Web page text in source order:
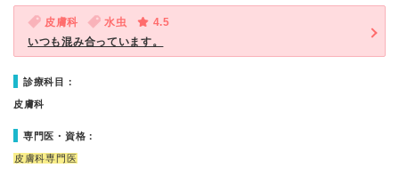
皮膚科 水虫
4.5
いつも混み合っています。
診療科目：
皮膚科
専門医・資格：
皮膚科専門医